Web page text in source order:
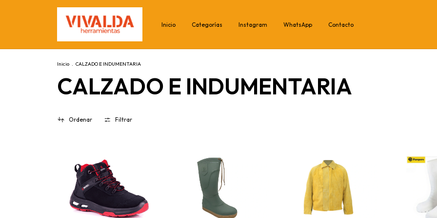
Inicio Categorías Instagram WhatsApp Contacto
Inicio . CALZADO E INDUMENTARIA
CALZADO E INDUMENTARIA
Ordenar Filtrar